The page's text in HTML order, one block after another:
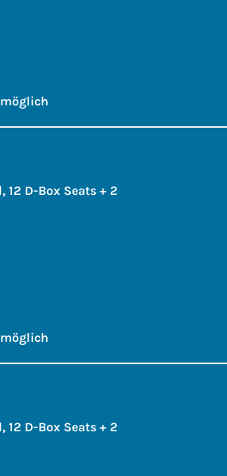
12 D-Box Seats + 2
12 D-Box Seats + 2